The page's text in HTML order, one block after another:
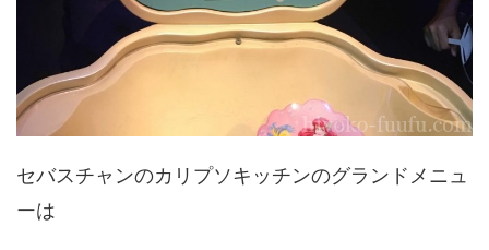
セバスチャンのカリプソキッチンのグランドメニュ
ーは